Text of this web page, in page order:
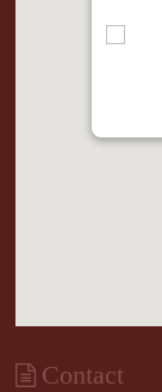
Contact